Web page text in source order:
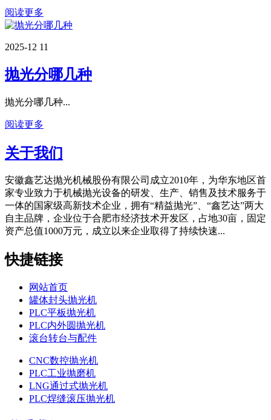
阅读更多
2025-12 11
抛光分哪几种
抛光分哪几种...
阅读更多
关于我们
安徽鑫艺达抛光机械股份有限公司成立2010年，为华东地区首
家专业致力于机械抛光设备的研发、生产、销售及技术服务于
一体的国家级高新技术企业，拥有“精益抛光”、“鑫艺达”两大
自主品牌，企业位于合肥市经济技术开发区，占地30亩，固定
资产总值1000万元，成立以来企业取得了持续快速...
快捷链接
网站首页
罐体封头抛光机
PLC平板抛光机
PLC内外圆抛光机
滚台转台与配件
CNC数控抛光机
PLC工业抛磨机
LNG通过式抛光机
PLC焊缝滚压抛光机